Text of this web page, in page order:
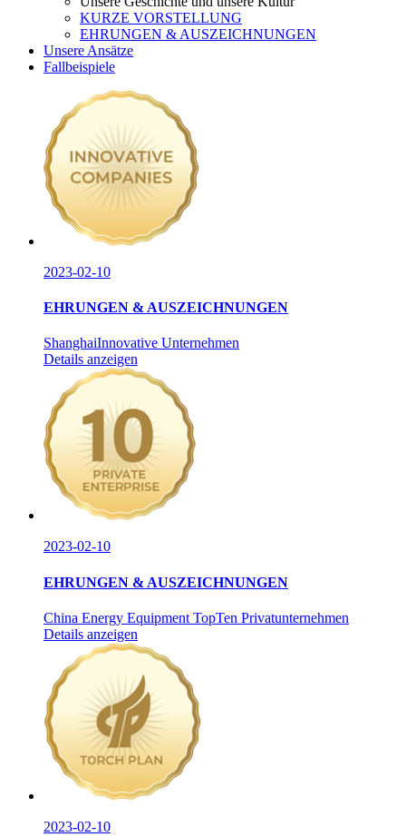
KURZE VORSTELLUNG
EHRUNGEN & AUSZEICHNUNGEN
Unsere Ansätze
Fallbeispiele
2023-02-10
EHRUNGEN & AUSZEICHNUNGEN
ShanghaiInnovative Unternehmen
Details anzeigen
2023-02-10
EHRUNGEN & AUSZEICHNUNGEN
China Energy Equipment TopTen Privatunternehmen
Details anzeigen
2023-02-10